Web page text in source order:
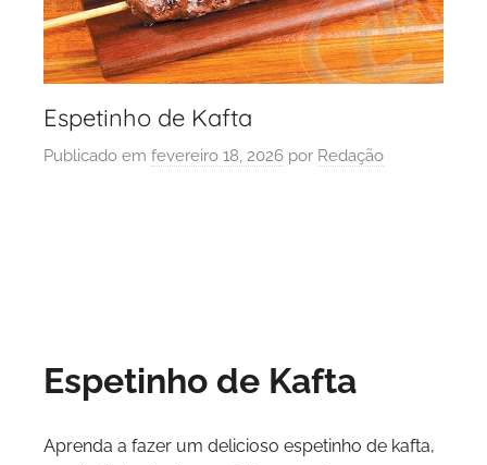
Espetinho de Kafta
Publicado em fevereiro 18, 2026 por Redação
Espetinho de Kafta
Aprenda a fazer um delicioso espetinho de kafta,